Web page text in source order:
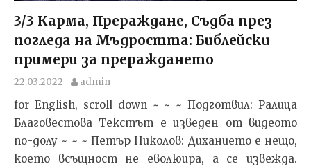
3/3 Карма, Прераждане, Съдба през
погледа на Мъдростта: Библейски
примери за прераждането
22.03.2022 admin
for English, scroll down ~ ~ ~ Подготвил: Ралица
Благовестова Текстът e изведен от видеото
по-долу ~ ~ ~ Петър Николов: Диханието е нещо,
което всъщност не еволюира, а се извежда.